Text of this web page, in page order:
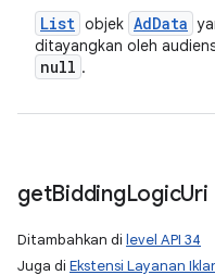
List objek AdData
ditayangkan oleh
null .
getBiddingLogicUri
Ditambahkan di level API 34
Juga di Ekstensi Layanan